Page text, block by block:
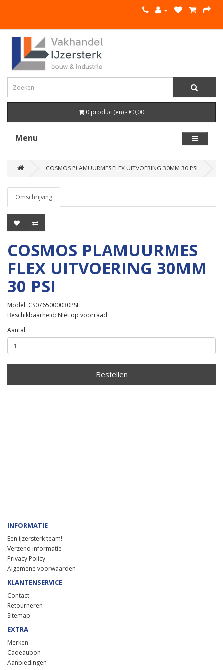
0 product(en) - €0,00
Menu
COSMOS PLAMUURMES FLEX UITVOERING 30MM 30 PSI
Omschrijving
COSMOS PLAMUURMES
FLEX UITVOERING 30MM
30 PSI
Model: CS0765000030PSI
Beschikbaarheid: Niet op voorraad
Aantal
Bestellen
INFORMATIE
Een ijzersterk team!
Verzend informatie
Privacy Policy
Algemene voorwaarden
KLANTENSERVICE
Contact
Retourneren
Sitemap
EXTRA
Merken
Cadeaubon
Aanbiedingen